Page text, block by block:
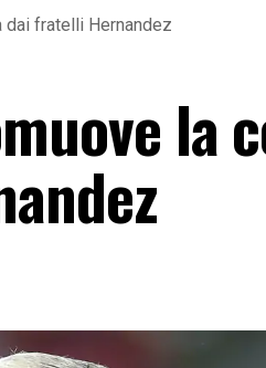
dai fratelli Hernandez
la